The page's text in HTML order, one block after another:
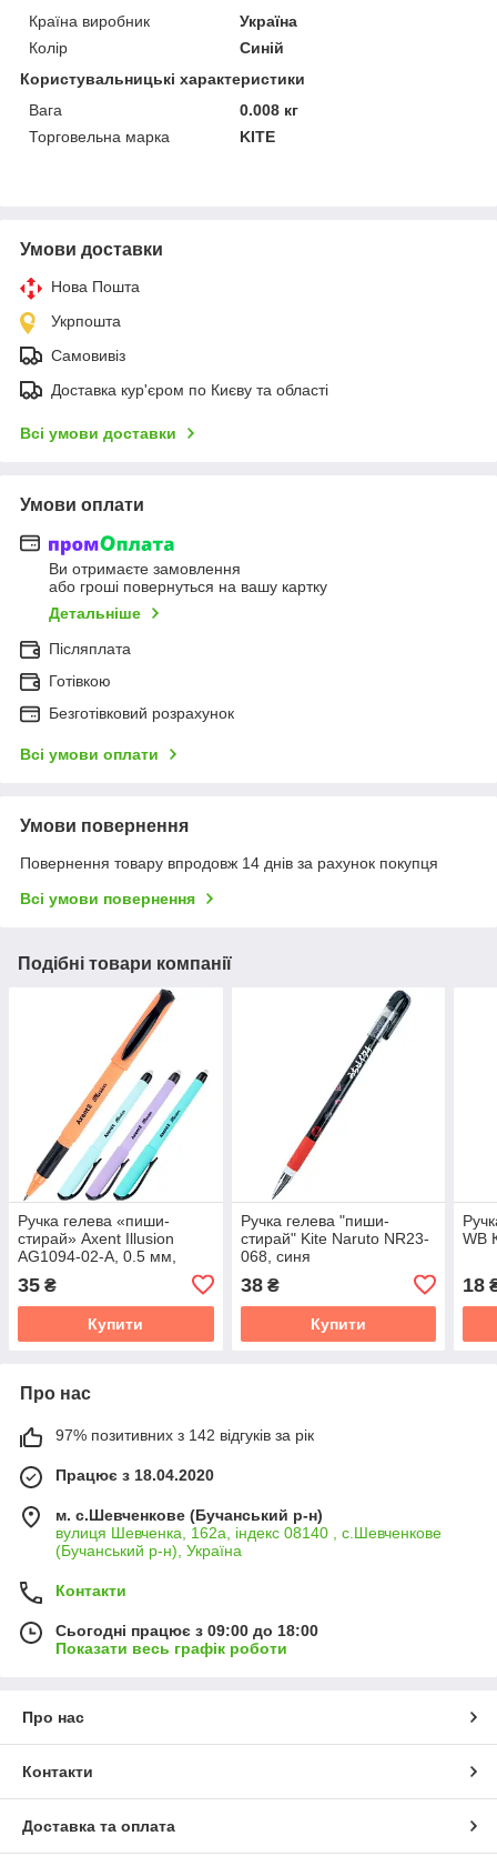
Країна виробник
Україна
Колір
Синій
Користувальницькі характеристики
Вага
0.008 кг
Торговельна марка
KITE
Умови доставки
Нова Пошта
Укрпошта
Самовивіз
Доставка кур'єром по Києву та області
Всі умови доставки
Умови оплати
Ви отримаєте замовлення
або гроші повернуться на вашу картку
Детальніше
Післяплата
Готівкою
Безготівковий розрахунок
Всі умови оплати
Умови повернення
Повернення товару впродовж 14 днів за рахунок покупця
Всі умови повернення
Подібні товари компанії
Ручка гелева «пиши-
стирай» Axent Illusion
AG1094-02-A, 0.5 мм,
35 ₴
Купити
Ручка гелева "пиши-
стирай" Kite Naruto NR23-
068, синя
38₴
Купити
WB
18
Про нас
97% позитивних з 142 відгуків за рік
Працює з 18.04.2020
м. с.Шевченкове (Бучанський р-н)
вулиця Шевченка, 162а, індекс 08140 , с.Шевченкове
(Бучанський р-н), Україна
Контакти
Сьогодні працює з 09:00 до 18:00
Показати весь графік роботи
Про нас
Контакти
Доставка та оплата